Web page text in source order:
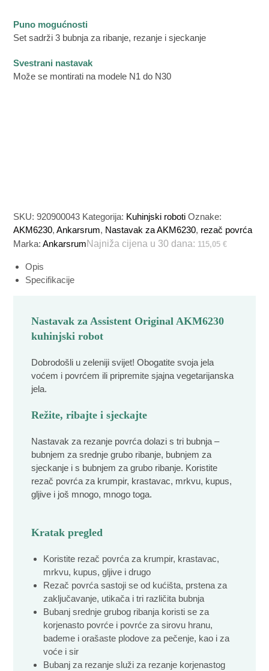
Puno mogućnosti
Set sadrži 3 bubnja za ribanje, rezanje i sjeckanje
Svestrani nastavak
Može se montirati na modele N1 do N30
SKU:920900043 Kategorija: Kuhinjski roboti Oznake:
AKM6230,Ankarsrum, Nastavak za AKM6230, rezač povrća
Marka:AnkarsrumNajniža cijena u 30 dana: 115,05€
Opis
Specifikacije
Nastavak za Assistent Original AKM6230
kuhinjski robot
Dobrodošli u zeleniji svijet! Obogatite svoja jela
voćem i povrćem ili pripremite sjajna vegetarijanska
jela.
Režite, ribajte i sjeckajte
Nastavak za rezanje povrća dolazi s tri bubnja –
bubnjem za srednje grubo ribanje, bubnjem za
sjeckanje i s bubnjem za grubo ribanje. Koristite
rezač povrća za krumpir, krastavac, mrkvu, kupus,
gljive i još mnogo, mnogo toga.
Kratak pregled
Koristite rezač povrća za krumpir, krastavac,
mrkvu, kupus, gljive i drugo
Rezač povrća sastoji se od kućišta, prstena za
zaključavanje, utikača i tri različita bubnja
Bubanj srednje grubog ribanja koristi se za
korjenasto povrće i povrće za sirovu hranu,
bademe i orašaste plodove za pečenje, kao i za
voće i sir
Bubanj za rezanje služi za rezanje korjenastog